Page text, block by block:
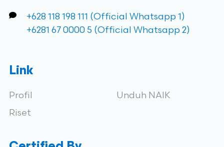
+628 118 198 111 (Official Whatsapp 1)
+6281 67 0000 5 (Official Whatsapp 2)
Link
Profil
Riset
Unduh NAIK